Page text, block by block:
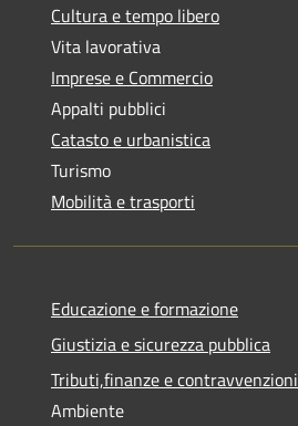
Cultura e tempo libero
Vita lavorativa
Imprese e Commercio
Appalti pubblici
Catasto e urbanistica
Turismo
Mobilità e trasporti
Educazione e formazione
Giustizia e sicurezza pubblica
Tributi,finanze e contravvenzioni
Ambiente